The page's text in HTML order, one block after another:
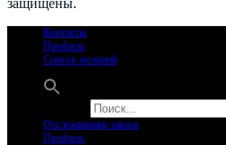
защищены.
Контакты
Профиль
Список желаний
Отслеживание заказа
Профиль